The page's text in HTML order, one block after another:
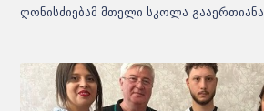
ღონისძიებამ მთელი სკოლა გააერთიანა